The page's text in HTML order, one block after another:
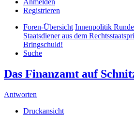
Anmelden
Registrieren
Foren-Übersicht Innenpolitik
Staatsdiener aus dem
Bringschuld!
Suche
Das Finanzamt auf
Antworten
Druckansicht